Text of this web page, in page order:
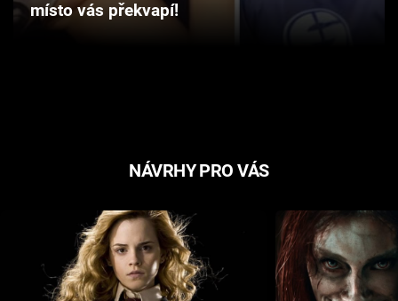
TV Program
místo vás překvapí!
NÁVRHY PRO VÁS